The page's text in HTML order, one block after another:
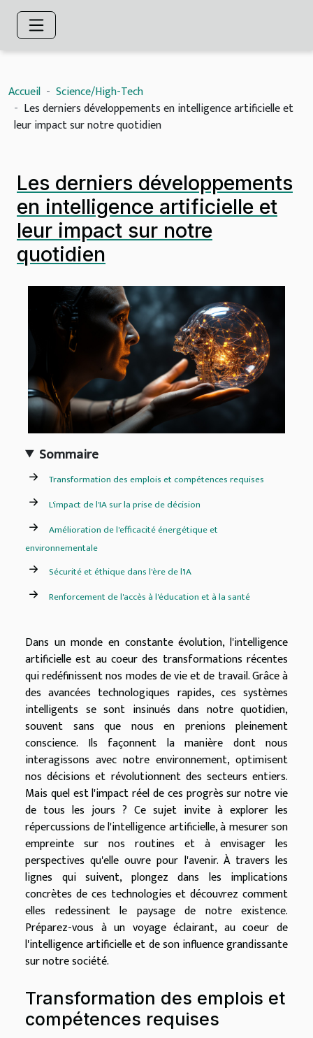
Accueil
Science/High-Tech
Les derniers développements en intelligence artificielle et
leur impact sur notre quotidien
Les derniers développements
en intelligence artificielle et
leur impact sur notre
quotidien
Sommaire
Transformation des emplois et compétences requises
L'impact de l'IA sur la prise de décision
Amélioration de l'efficacité énergétique et
environnementale
Sécurité et éthique dans l'ère de l'IA
Renforcement de l'accès à l'éducation et à la santé
Dans un monde en constante évolution, l'intelligence
artificielle est au coeur des transformations récentes
qui redéfinissent nos modes de vie et de travail. Grâce à
des avancées technologiques rapides, ces systèmes
intelligents se sont insinués dans notre quotidien,
souvent sans que nous en prenions pleinement
conscience. Ils façonnent la manière dont nous
interagissons avec notre environnement, optimisent
nos décisions et révolutionnent des secteurs entiers.
Mais quel est l'impact réel de ces progrès sur notre vie
de tous les jours ? Ce sujet invite à explorer les
répercussions de l'intelligence artificielle, à mesurer son
empreinte sur nos routines et à envisager les
perspectives qu'elle ouvre pour l'avenir. À travers les
lignes qui suivent, plongez dans les implications
concrètes de ces technologies et découvrez comment
elles redessinent le paysage de notre existence.
Préparez-vous à un voyage éclairant, au coeur de
l'intelligence artificielle et de son influence grandissante
sur notre société.
Transformation des emplois et
compétences requises